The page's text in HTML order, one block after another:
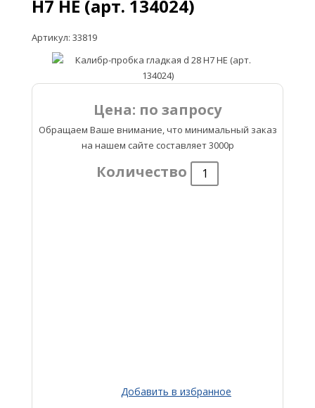
Н7 НЕ (арт. 134024)
Артикул: 33819
Цена: по запросу
Обращаем Ваше внимание, что минимальный заказ
на нашем сайте составляет 3000р
Количество
Добавить в избранное